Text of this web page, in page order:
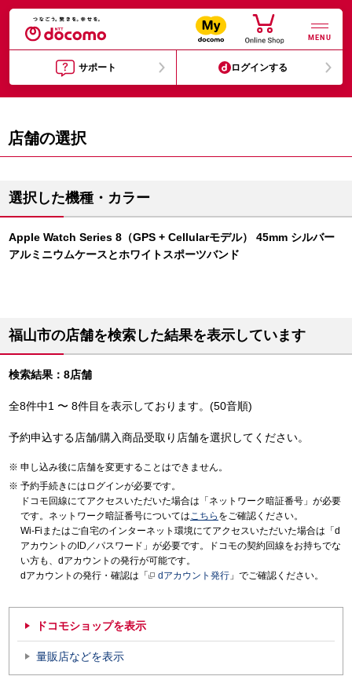
MENU
サポート ログインする
店舗の選択
選択した機種・カラー
Apple Watch Series 8（GPS + Cellularモデル） 45mm シルバー
アルミニウムケースとホワイトスポーツバンド
福山市の店舗を検索した結果を表示しています
検索結果：8店舗
全8件中1 〜 8件目を表示しております。(50音順)
予約申込する店舗/購入商品受取り店舗を選択してください。
申し込み後に店舗を変更することはできません。
予約手続きにはログインが必要です。
ドコモ回線にてアクセスいただいた場合は「ネットワーク暗証番号」が必要
です。ネットワーク暗証番号についてはこちら をご確認ください。
Wi-Fiまたはご自宅のインターネット環境にてアクセスいただいた場合は「d
アカウントのID／パスワード」が必要です。ドコモの契約回線をお持ちでな
い方も、dアカウントの発行が可能です。
dアカウントの発行・確認は「
dアカウント発行 」でご確認ください。
ドコモショップを表示
量販店などを表示